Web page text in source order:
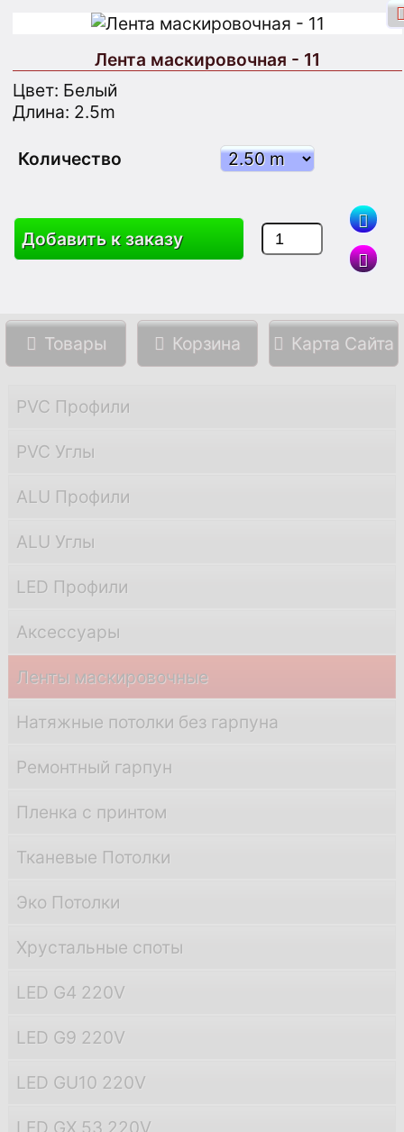
Поиск
Товары Корзина Карта Сайта
PVC Профили
PVC Углы
ALU Профили
ALU Углы
LED Профили
Аксессуары
Ленты маскировочные
Натяжные потолки без гарпуна
Ремонтный гарпун
Пленка с принтом
Тканевые Потолки
Эко Потолки
Хрустальные споты
LED G4 220V
LED G9 220V
LED GU10 220V
LED GX 53 220V
Лента маскировочная - 11
Цвет: Белый
Длина: 2.5m
Количество
Добавить к заказу